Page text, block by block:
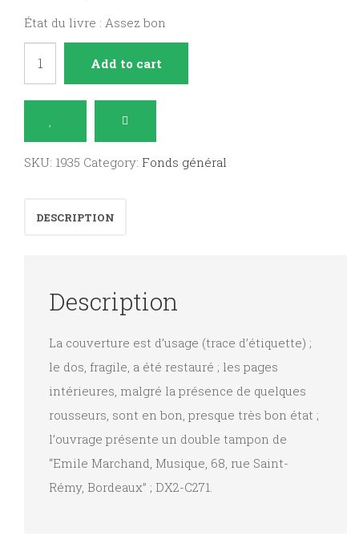
État du livre : Assez bon
vita,
Add to cart
SKU: 1935 Category: Fonds général
DESCRIPTION
Description
La couverture est d’usage (trace d’étiquette) ;
le dos, fragile, a été restauré ; les pages
intérieures, malgré la présence de quelques
rousseurs, sont en bon, presque très bon état ;
l’ouvrage présente un double tampon de
“Emile Marchand, Musique, 68, rue Saint-
Rémy, Bordeaux” ; DX2-C271.